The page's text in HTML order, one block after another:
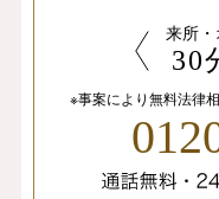
来所・
30
※事案により無料法律